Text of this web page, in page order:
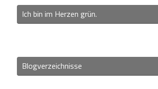
Ich bin im Herzen grün.
Blogverzeichnisse